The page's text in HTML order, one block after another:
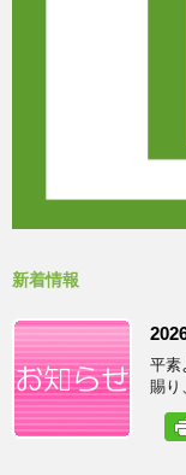
新着情報
平素
賜り